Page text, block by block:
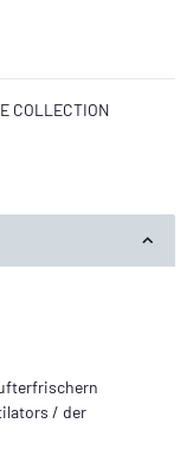
COLLECTION
/ der